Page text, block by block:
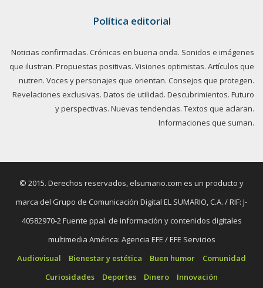
Política editorial
Noticias confirmadas. Crónicas en buena onda. Sonidos e imágenes
que ilustran. Propuestas positivas. Visiones optimistas. Artículos que
nutren. Voces y personajes que orientan. Consejos que protegen.
Revelaciones exclusivas. Datos de utilidad. Descubrimientos. Futuro
y perspectivas. Nuevas tendencias. Textos que aclaran.
Informaciones que suman.
© 2015. Derechos reservados, elsumario.com es un producto y
marca del Grupo de Comunicación Digital EL SUMARIO, C.A. / RIF: J-
40582970-2 Fuente ppal. de información y contenidos digitales
multimedia América: Agencia EFE / EFE Servicios
Audiovisual
Bienestar y estética Buen humor
Comunidad
Curiosidades
Deportes Dinero Innovación